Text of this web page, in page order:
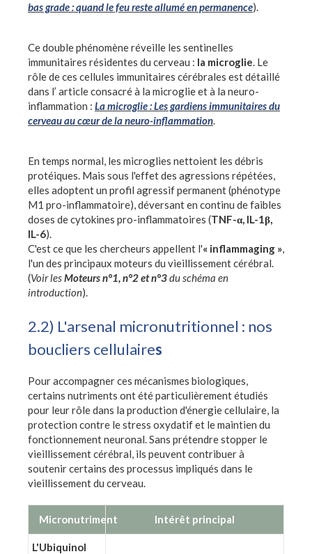
bas grade : quand le feu reste allumé en permanence).
Ce double phénomène réveille les sentinelles
immunitaires résidentes du cerveau : la microglie. Le
rôle de ces cellules immunitaires cérébrales est détaillé
dans l’ article consacré à la microglie et à la neuro-
inflammation : La microglie : Les gardiens immunitaires du
cerveau au cœur de la neuro-inflammation.
En temps normal, les microglies nettoient les débris
protéiques. Mais sous l'effet des agressions répétées,
elles adoptent un profil agressif permanent (phénotype
M1 pro-inflammatoire), déversant en continu de faibles
doses de cytokines pro-inflammatoires (TNF-α, IL-1β,
IL-6).
C'est ce que les chercheurs appellent l'« inflammaging »,
l'un des principaux moteurs du vieillissement cérébral.
(Voir lesMoteurs n°1, n°2 et n°3du schéma en
introduction).
2.2) L'arsenal micronutritionnel : nos
boucliers cellulaires
Pour accompagner ces mécanismes biologiques,
certains nutriments ont été particulièrement étudiés
pour leur rôle dans la production d'énergie cellulaire, la
protection contre le stress oxydatif et le maintien du
fonctionnement neuronal. Sans prétendre stopper le
vieillissement cérébral, ils peuvent contribuer à
soutenir certains des processus impliqués dans le
vieillissement du cerveau.
Micronutriment Intérêt principal
L'Ubiquinol